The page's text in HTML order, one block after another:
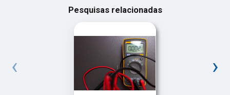
Pesquisas relacionadas
‹ ›